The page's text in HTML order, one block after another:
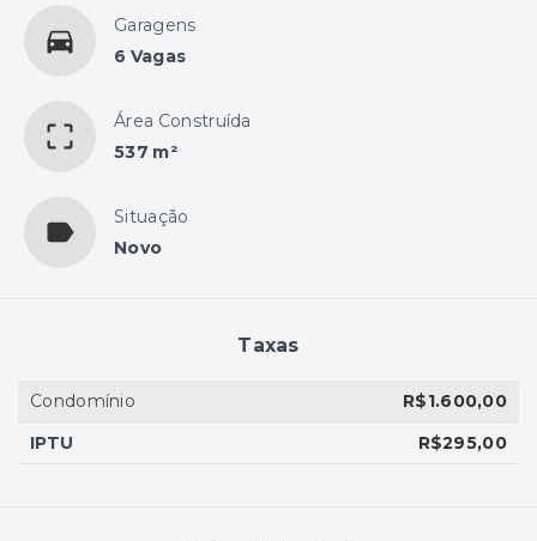
Garagens
6 Vagas
Área Construída
537 m²
Situação
Novo
Taxas
Condomínio
R$1.600,00
IPTU
R$295,00